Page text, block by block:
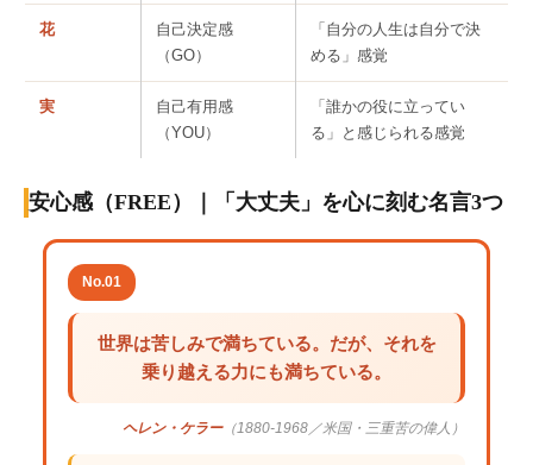
花
自己決定感
（GO）
「自分の人生は自分で決
める」感覚
実
自己有用感
（YOU）
「誰かの役に立ってい
る」と感じられる感覚
安心感（FREE）｜「大丈夫」を心に刻む名言3つ
No.01
世界は苦しみで満ちている。だが、それを
乗り越える力にも満ちている。
ヘレン・ケラー（1880-1968／米国・三重苦の偉人）